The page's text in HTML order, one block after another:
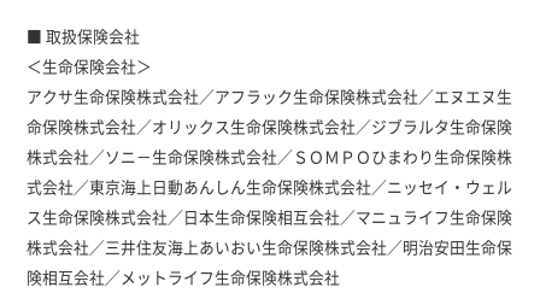
■ 取扱保険会社
＜生命保険会社＞
アクサ生命保険株式会社／アフラック生命保険株式会社／エヌエヌ生
命保険株式会社／オリックス生命保険株式会社／ジブラルタ生命保険
株式会社／ソニ－生命保険株式会社／ＳＯＭＰＯひまわり生命保険株
式会社／東京海上日動あんしん生命保険株式会社／ニッセイ・ウェル
ス生命保険株式会社／日本生命保険相互会社／マニュライフ生命保険
株式会社／三井住友海上あいおい生命保険株式会社／明治安田生命保
険相互会社／メットライフ生命保険株式会社
カスタマーハラスメントに対する基本方針